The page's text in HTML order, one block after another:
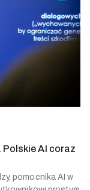
Polskie AI coraz
pomocnika AI w